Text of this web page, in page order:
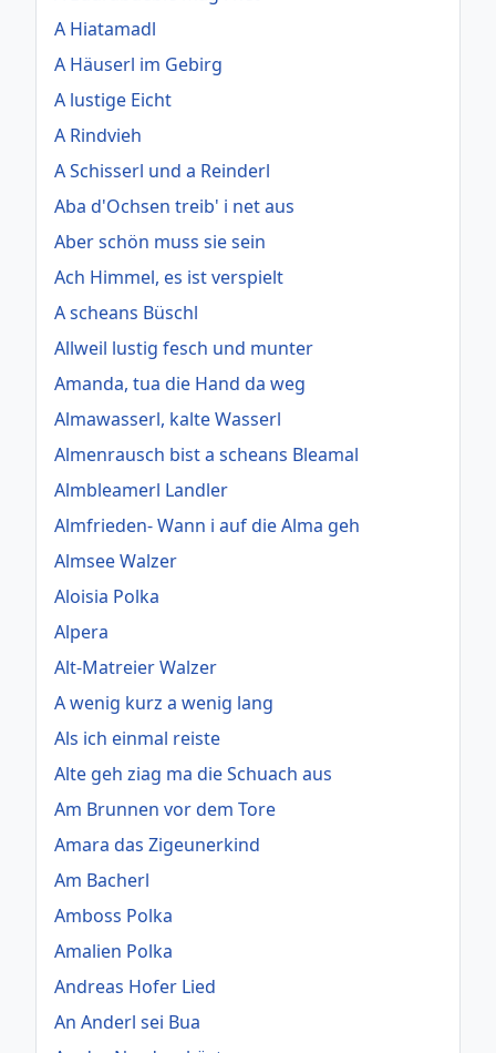
A Hiatamadl
A Häuserl im Gebirg
A lustige Eicht
A Rindvieh
A Schisserl und a Reinderl
Aba d'Ochsen treib' i net aus
Aber schön muss sie sein
Ach Himmel, es ist verspielt
A scheans Büschl
Allweil lustig fesch und munter
Amanda, tua die Hand da weg
Almawasserl, kalte Wasserl
Almenrausch bist a scheans Bleamal
Almbleamerl Landler
Almfrieden- Wann i auf die Alma geh
Almsee Walzer
Aloisia Polka
Alpera
Alt-Matreier Walzer
A wenig kurz a wenig lang
Als ich einmal reiste
Alte geh ziag ma die Schuach aus
Am Brunnen vor dem Tore
Amara das Zigeunerkind
Am Bacherl
Amboss Polka
Amalien Polka
Andreas Hofer Lied
An Anderl sei Bua